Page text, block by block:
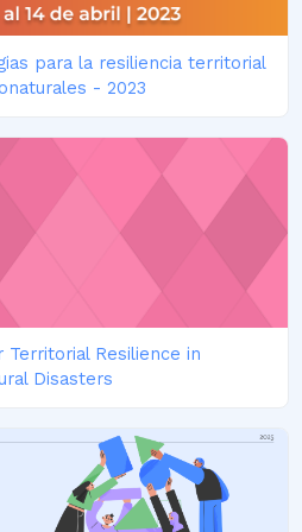
para la resiliencia territorial
- 2023
Resilience in Response
Territorial Resilience in
Disasters
Necesarias en